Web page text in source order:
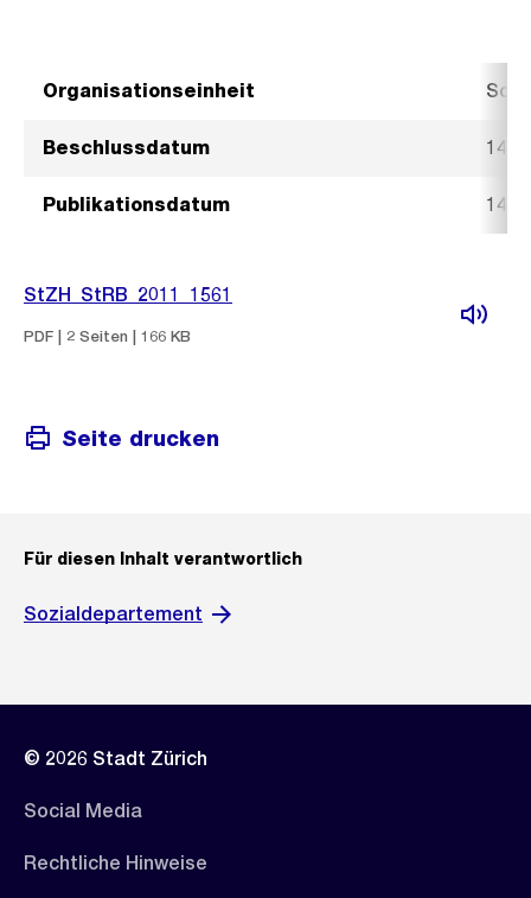
Organisationseinheit
Beschlussdatum 14.
Publikationsdatum 14.
StZH_StRB_2011_1561
PDF | 2 Seiten | 166 KB
Seite drucken
Für diesen Inhalt verantwortlich
Sozialdepartement
© 2026 Stadt Zürich
Social Media
Rechtliche Hinweise